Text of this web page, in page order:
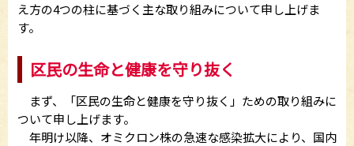
え方の4つの柱に基づく主な取り組みについて申し上げま
す。
区民の生命と健康を守り抜く
まず、「区民の生命と健康を守り抜く」ための取り組みに
ついて申し上げます。
年明け以降、オミクロン株の急速な感染拡大により、国内